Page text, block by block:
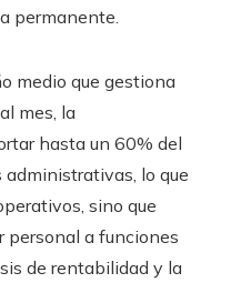
permanente.
medio que gestiona
mes, la
hasta un 60% del
lo que
sino que
a funciones
de rentabilidad y la